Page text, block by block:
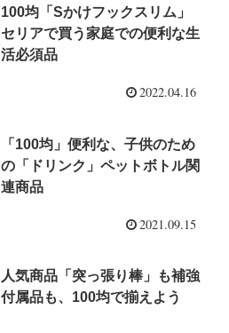
100均「Sかけフックスリム」
セリアで買う家庭での便利な生
活必須品
2022.04.16
「100均」便利な、子供のため
の「ドリンク」ペットボトル関
連商品
2021.09.15
人気商品「突っ張り棒」も補強
付属品も、100均で揃えよう